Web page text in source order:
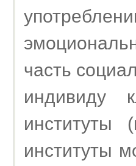
часть
индивиду
институты
институты